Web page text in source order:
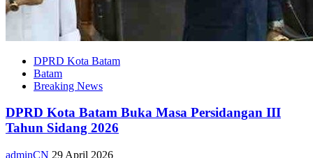
DPRD Kota Batam
Batam
Breaking News
DPRD Kota Batam Buka Masa Persidangan III
Tahun Sidang 2026
adminCN 29 April 2026